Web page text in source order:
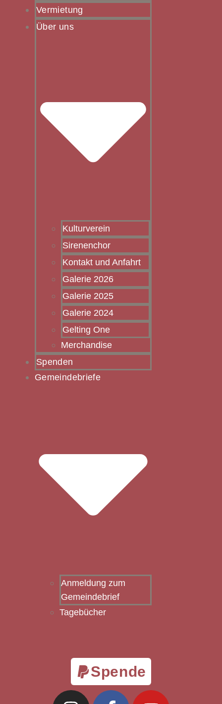
Vermietung
Über uns
Kulturverein
Sirenenchor
Kontakt und Anfahrt
Galerie 2026
Galerie 2025
Galerie 2024
Gelting One
Merchandise
Spenden
Gemeindebriefe
Anmeldung zum
Gemeindebrief
Tagebücher
Spende